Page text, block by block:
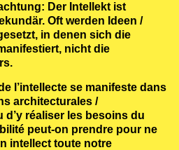
Der Intellekt ist
Oft werden Ideen /
in denen sich die
nicht die
l’intellecte se manifeste dans
architecturales /
réaliser les besoins du
peut-on prendre pour ne
intellect toute notre